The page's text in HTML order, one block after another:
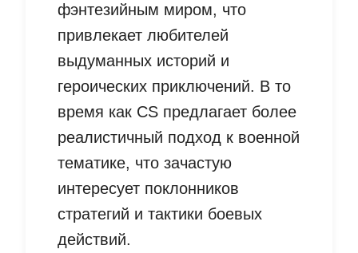
фэнтезийным миром, что
привлекает любителей
выдуманных историй и
героических приключений. В то
время как CS предлагает более
реалистичный подход к военной
тематике, что зачастую
интересует поклонников
стратегий и тактики боевых
действий.